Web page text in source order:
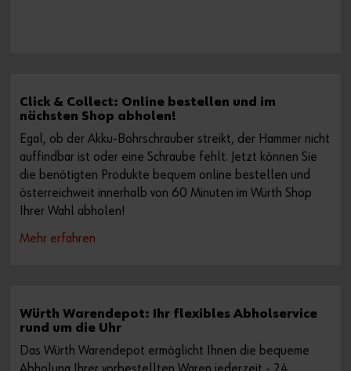
Click & Collect: Online bestellen und im
nächsten Shop abholen!
Egal, ob der Akku-Bohrschrauber streikt, der Hammer nicht
auffindbar ist oder eine Schraube fehlt. Jetzt können Sie
die benötigten Produkte bequem online bestellen und
österreichweit innerhalb von 60 Minuten im Würth Shop
Ihrer Wahl abholen!
Mehr erfahren
Würth Warendepot: Ihr flexibles Abholservice
rund um die Uhr
Das Würth Warendepot ermöglicht Ihnen die bequeme